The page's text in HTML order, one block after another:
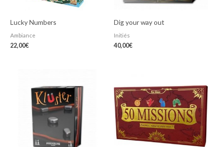
Lucky Numbers
Ambiance
22,00€
Dig your way out
Initiés
40,00€